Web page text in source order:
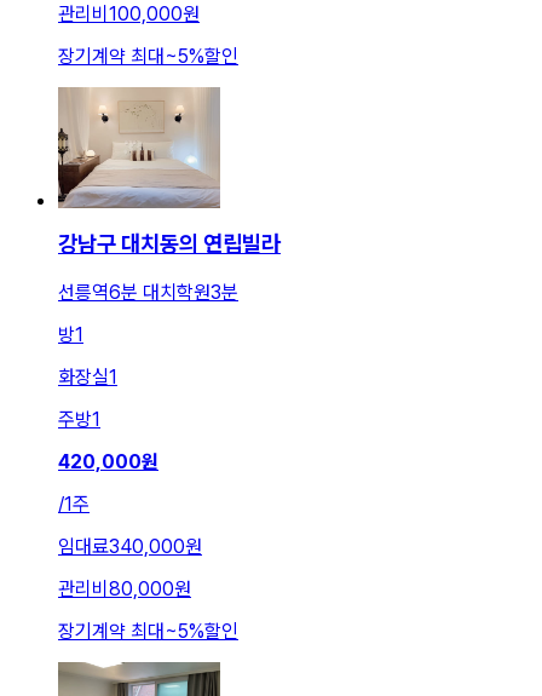
관리비 100,000원
장기계약 최대~5%할인
강남구 대치동의 연립빌라
선릉역6분 대치학원3분
방1
화장실1
주방1
420,000원
/1주
임대료340,000원
관리비 80,000원
장기계약 최대~5%할인